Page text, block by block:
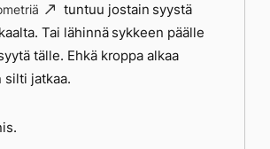
tuntuu jostain syystä
Tai lähinnä sykkeen päälle
tälle. Ehkä kroppa alkaa
silti jatkaa.